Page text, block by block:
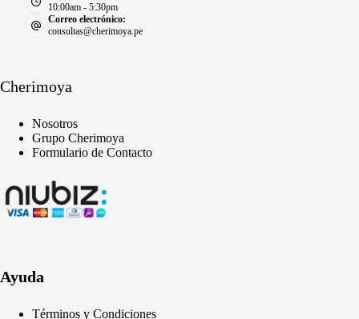
10:00am - 5:30pm
Correo electrónico:
consultas@cherimoya.pe
Cherimoya
Nosotros
Grupo Cherimoya
Formulario de Contacto
Ayuda
Términos y Condiciones